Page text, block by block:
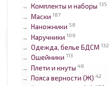
→ Комплекты и наборы 135
→ Маски 187
→ Наножники 58
→ Наручники 109
→ Одежда, белье БДСМ 132
→ Ошейники 113
→ Плети и кнуты 49
→ Пояса верности (Ж) 42